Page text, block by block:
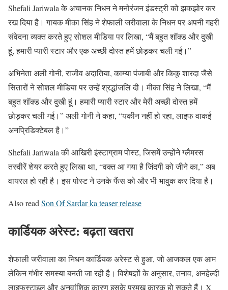
Shefali Jariwala के अचानक निधन ने मनोरंजन इंडस्ट्री को झकझोर कर
रख दिया है। गायक मीका सिंह ने शेफाली जरीवाला के निधन पर अपनी गहरी
संवेदना व्यक्त करते हुए सोशल मीडिया पर लिखा, “मैं बहुत शॉक्ड और दुखी
हूं, हमारी प्यारी स्टार और एक अच्छी दोस्त हमें छोड़कर चली गई।”
अभिनेता अली गोनी, राजीव अदातिया, काम्या पंजाबी और किकू शारदा जैसे
सितारों ने सोशल मीडिया पर उन्हें श्रद्धांजलि दी। मीका सिंह ने लिखा, “मैं
बहुत शॉक्ड और दुखी हूं। हमारी प्यारी स्टार और मेरी अच्छी दोस्त हमें
छोड़कर चली गई।” अली गोनी ने कहा, “यकीन नहीं हो रहा, लाइफ वाकई
अनप्रिडिक्टेबल है।”
Shefali Jariwala की आखिरी इंस्टाग्राम पोस्ट, जिसमें उन्होंने ग्लैमरस
तस्वीरें शेयर करते हुए लिखा था, “वक्त आ गया है जिंदगी को जीने का,” अब
वायरल हो रही है। इस पोस्ट ने उनके फैंस को और भी भावुक कर दिया है।
Also read Son Of Sardar ka teaser release
कार्डियक अरेस्ट: बढ़ता खतरा
शेफाली जरीवाला का निधन कार्डियक अरेस्ट से हुआ, जो आजकल एक आम
लेकिन गंभीर समस्या बनती जा रही है। विशेषज्ञों के अनुसार, तनाव, अनहेल्दी
लाइफस्टाइल और अनुवांशिक कारण इसके प्रमुख कारक हो सकते हैं। X